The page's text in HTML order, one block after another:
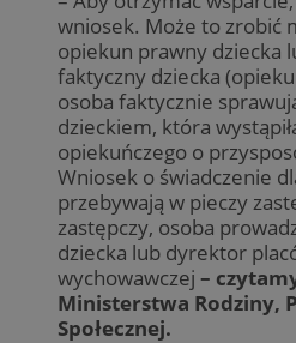
wniosek. Może to zrobić
opiekun prawny dziecka
faktyczny dziecka
osoba faktycznie
dzieckiem, która
opiekuńczego o
Wniosek o świadczenie
przebywają w pieczy
zastępczy, osoba
dziecka lub dyrektor
wychowawczej –
Ministerstwa Rodziny,
Społecznej.